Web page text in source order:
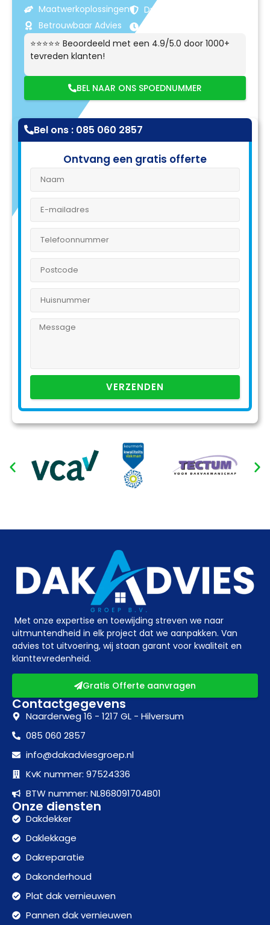
Maatwerkoplossingen
Betrouwbaar Advies
Duurzame Resultaten
⭐⭐⭐⭐⭐ Beoordeeld met een 4.9/5.0 door 1000+
tevreden klanten!
BEL NAAR ONS SPOEDNUMMER
Bel ons : 085 060 2857
Ontvang een gratis offerte
VERZENDEN
Met onze expertise en toewijding streven we naar
uitmuntendheid in elk project dat we aanpakken. Van
advies tot uitvoering, wij staan garant voor kwaliteit en
klanttevredenheid.
Gratis Offerte aanvragen
Contactgegevens
Naarderweg 16 - 1217 GL - Hilversum
085 060 2857
info@dakadviesgroep.nl
KvK nummer: 97524336
BTW nummer: NL868091704B01
Onze diensten
Dakdekker
Daklekkage
Dakreparatie
Dakonderhoud
Plat dak vernieuwen
Pannen dak vernieuwen